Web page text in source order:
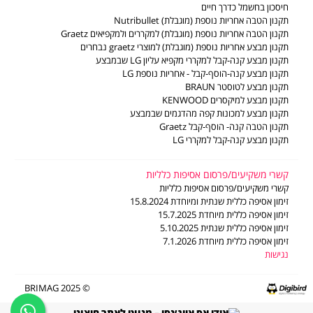
דוח פומבי לשנת 2024 לפי חוק שכר שווה לעובדת ולעובד
דוח פומבי לשנת 2025 לפי חוק שכר שווה לעובדת ולעובד
הסדר פשרה ב- ת"צ (מרכז) 2201-10-19
מדיניות פינוי פסולת ציוד חשמלי ואלקטרוני
משווקים מורשים - מוצרים קטנים
תעודות אחריות
חוברות הפעלה
ביטול עסקה
צור קשר
חיסכון בחשמל כדרך חיים
תקנון הטבה אחריות נוספת (מוגבלת) Nutribullet
תקנון הטבה אחריות נוספת (מוגבלת) למקררים ולמקפיאים Graetz
תקנון מבצע אחריות נוספת (מוגבלת) למוצרי graetz נבחרים
תקנון מבצע קנה-קבל למקררי מקפיא עליון LG שבמבצע
תקנון מבצע קנה-הוסף-קבל - אחריות נוספת LG
תקנון מבצע לטוסטר BRAUN
תקנון מבצע למיקסרים KENWOOD
תקנון מבצע למכונות קפה מהדגמים שבמבצע
תקנון הטבה קנה- הוסף-קבל Graetz
תקנון מבצע קנה-קבל למקררי LG
קשרי משקיעים/פרסום אסיפות כלליות
קשרי משקיעים/פרסום אסיפות כלליות
זימון אסיפה כללית שנתית ומיוחדת 15.8.2024
זימון אסיפה כללית מיוחדת 15.7.2025
זימון אסיפה כללית שנתית 5.10.2025
זימון אסיפה כללית מיוחדת 7.1.2026
נגישות
© 2025 BRIMAG